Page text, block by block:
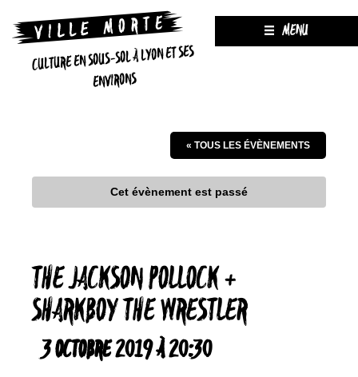
CULTURE EN SOUS-SOL À LYON ET SES
ENVIRONS
MENU
« TOUS LES ÉVÈNEMENTS
Cet évènement est passé
THE JACKSON POLLOCK +
SHARKBOY THE WRESTLER
3 OCTOBRE 2019 À 20:30